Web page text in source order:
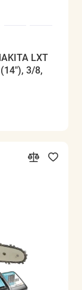
LXT
3/8,